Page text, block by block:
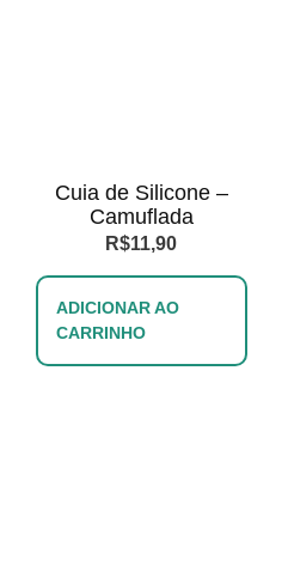
Cuia de Silicone –
Camuflada
R$11,90
ADICIONAR AO
CARRINHO